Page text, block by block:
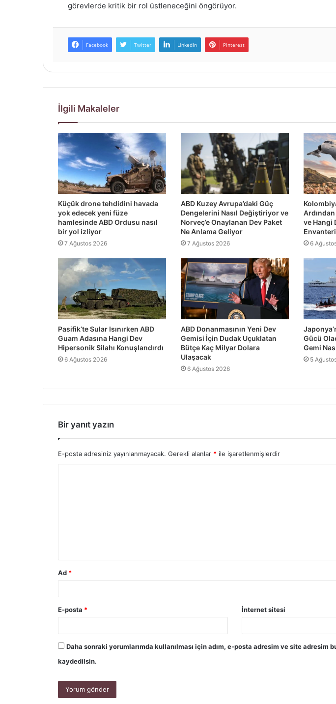
görevlerde kritik bir rol üstleneceğini öngörüyor.
Facebook Twitter LinkedIn Pinterest
İlgili Makaleler
Küçük drone tehdidini havada
yok edecek yeni füze
hamlesinde ABD Ordusu nasıl
bir yol izliyor
7 Ağustos 2026
ABD Kuzey Avrupa’daki Güç
Dengelerini Nasıl Değiştiriyor ve
Norveç’e Onaylanan Dev Paket
Ne Anlama Geliyor
7 Ağustos 2026
Ardından
ve Hangi
6
Pasifik’te Sular Isınırken ABD
Guam Adasına Hangi Dev
Hipersonik Silahı Konuşlandırdı
6 Ağustos 2026
ABD Donanmasının Yeni Dev
Gemisi İçin Dudak Uçuklatan
Bütçe Kaç Milyar Dolara
Ulaşacak
6 Ağustos 2026
Gücü
Gemi
5
Bir yanıt yazın
E-posta adresiniz yayınlanmayacak. Gerekli alanlar * ile işaretlenmişlerdir
Ad *
E-posta * İnternet sitesi
Daha sonraki yorumlarımda kullanılması için adım, e-posta adresim ve site adresim
kaydedilsin.